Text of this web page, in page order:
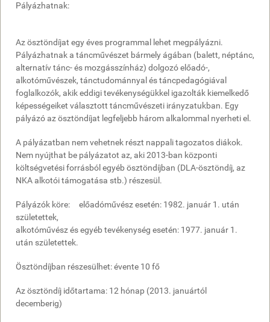
Pályázhatnak:
Az ösztöndíjat egy éves programmal lehet megpályázni.
Pályázhatnak a táncművészet bármely ágában (balett, néptánc,
alternatív tánc- és mozgásszínház) dolgozó előadó-,
alkotóművészek, tánctudománnyal és táncpedagógiával
foglalkozók, akik eddigi tevékenységükkel igazolták kiemelkedő
képességeiket választott táncművészeti irányzatukban. Egy
pályázó az ösztöndíjat legfeljebb három alkalommal nyerheti el.
A pályázatban nem vehetnek részt nappali tagozatos diákok.
Nem nyújthat be pályázatot az, aki 2013-ban központi
költségvetési forrásból egyéb ösztöndíjban (DLA-ösztöndíj, az
NKA alkotói támogatása stb.) részesül.
Pályázók köre: előadóművész esetén: 1982. január 1. után
születettek,
alkotóművész és egyéb tevékenység esetén: 1977. január 1.
után születettek.
Ösztöndíjban részesülhet: évente 10 fő
Az ösztöndíj időtartama: 12 hónap (2013. januártól
decemberig)